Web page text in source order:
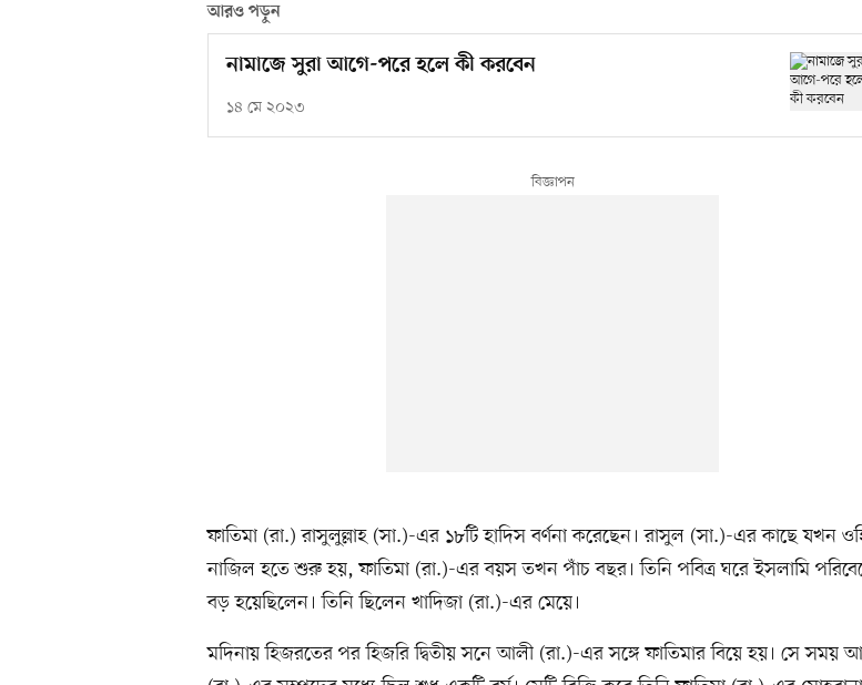
আরও পড়ুন
নামাজে সুরা আগে-পরে হলে কী করবেন
১৪ মে ২০২৩
ফাতিমা (রা.) রাসুলুল্লাহ (সা.)-এর ১৮টি হাদিস বর্ণনা করেছেন। রাসুল (সা.)-এর কাছে যখন
নাজিল হতে শুরু হয়, ফাতিমা (রা.)-এর বয়স তখন পাঁচ বছর। তিনি পবিত্র ঘরে ইসলামি
বড় হয়েছিলেন। তিনি ছিলেন খাদিজা (রা.)-এর মেয়ে।
মদিনায় হিজরতের পর হিজরি দ্বিতীয় সনে আলী (রা.)-এর সঙ্গে ফাতিমার বিয়ে হয়। সে সময়